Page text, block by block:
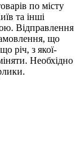
по місту
та інші
Відправлення
що
річ, з якої-
Необхідно